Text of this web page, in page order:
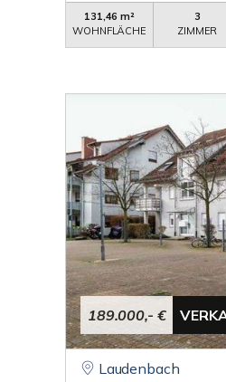
131,46 m²
WOHNFLÄCHE
3
ZIMMER
189.000,- €
Laudenbach